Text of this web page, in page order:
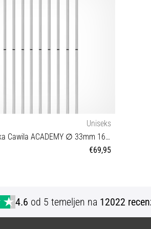
Uniseks
Slalom motka Cawila ACADEMY ∅ 33mm 160cm + 10cm Spike | Set of 10
€69,95
4.6 od 5 temeljen na 12022